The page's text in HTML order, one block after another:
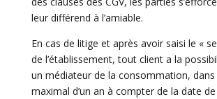
leur différend à l’amiable.
En cas de litige et après avoir saisi le «
de l’établissement, tout client a la
un médiateur de la consommation, dans
maximal d’un an à compter de la date